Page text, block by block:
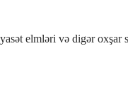
elmləri və digər oxşar